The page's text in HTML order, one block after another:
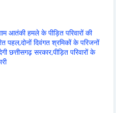
आतंकी हमले के पीड़ित परिवारों की
पहल,दोनों दिवंगत श्रमिकों के परिजनों
छत्तीसगढ़ सरकार,पीड़ित परिवारों के